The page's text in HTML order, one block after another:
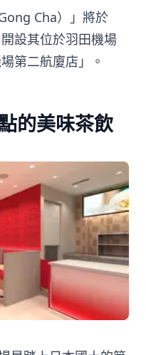
Cha）」將於
設其位於羽田機場
第二航廈店」。
的美味茶飲